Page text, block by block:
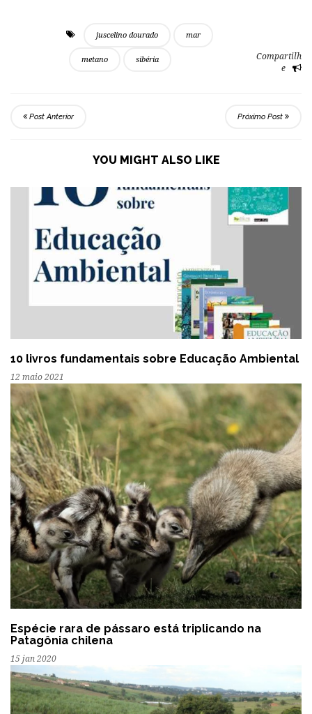
juscelino dourado mar
metano sibéria
Compartilh
e
Post Anterior Próximo Post
YOU MIGHT ALSO LIKE
10 livros fundamentais sobre Educação Ambiental
12 maio 2021
Espécie rara de pássaro está triplicando na
Patagônia chilena
15 jan 2020